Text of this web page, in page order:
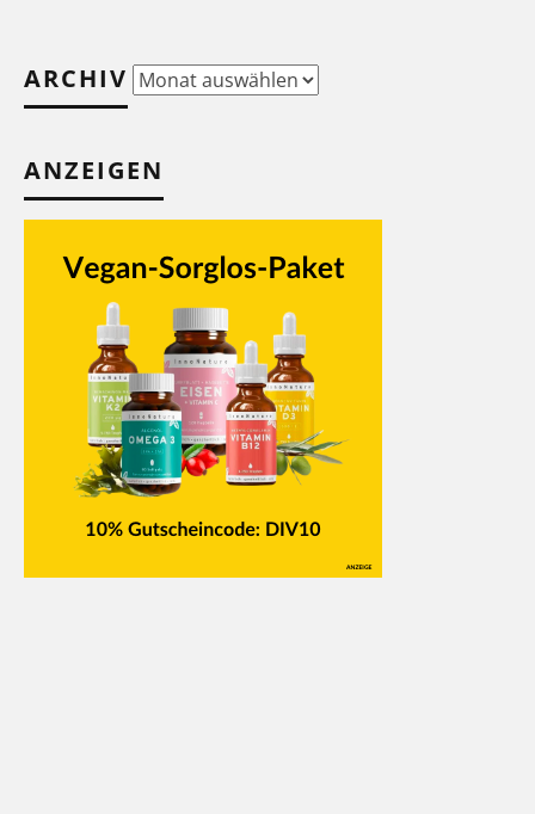
ARCHIV Archiv
ANZEIGEN